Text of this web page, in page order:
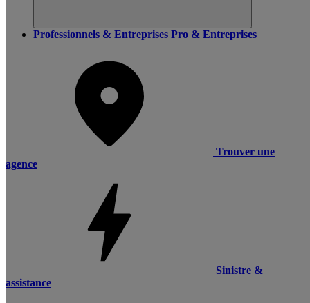
Professionnels & Entreprises Pro & Entreprises
Trouver une
agence
Sinistre &
assistance